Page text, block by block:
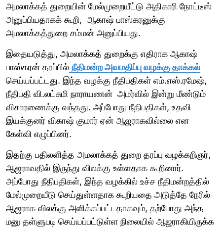
அமலாக்கத் துறையின் மேல்முறையீட்டு அதிகாரி நோட்டீஸ்
அனுப்பியதாகக் கூறி, ஆகாஷ் பாஸ்கரனுக்கு
அமலாக்கத்துறை சம்மன் அனுப்பியது.
இதையடுத்து, அமலாக்கத் துறைக்கு எதிராக ஆகாஷ்
பாஸ்கரன் தரப்பில் நீதிமன்ற அவமதிப்பு வழக்கு தாக்கல்
செய்யப்பட்டது. இந்த வழக்கு நீதிபதிகள் எம்.எஸ்.ரமேஷ்,
நீதிபதி வி.லட்சுமி நாராயணன் அமர்வில் இன்று மீண்டும்
விசாரணைக்கு வந்தது. அப்போது நீதிபதிகள், உதவி
இயக்குனர் விகாஷ் குமார் ஏன் ஆஜராகவில்லை என
கேள்வி எழுப்பினர்.
இதற்கு பதிலளித்த அமலாக்கத் துறை தரப்பு வழக்கறிஞர்,
ஆஜராவதில் இருந்து விலக்கு உள்ளதாக கூறினார்.
அப்போது நீதிபதிகள், இந்த வழக்கில் உச்ச நீதிமன்றத்தில்
மேல்முறையீடு செய்துள்ளதாக கூறியதை அடுத்தே நேரில்
ஆஜராக விலக்கு அளிக்கப்பட்டதாகவும், தற்போது அந்த
மனு தள்ளுபடி செய்யப்பட்டுள்ள நிலையில் ஆஜராகியிருக்க